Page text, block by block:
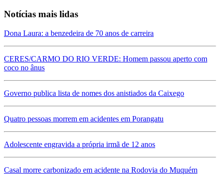
Notícias mais lidas
Dona Laura: a benzedeira de 70 anos de carreira
CERES/CARMO DO RIO VERDE: Homem passou aperto com
coco no ânus
Governo publica lista de nomes dos anistiados da Caixego
Quatro pessoas morrem em acidentes em Porangatu
Adolescente engravida a própria irmã de 12 anos
Casal morre carbonizado em acidente na Rodovia do Muquém